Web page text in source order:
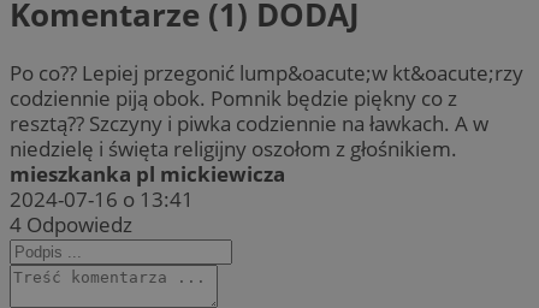
Komentarze (1) DODAJ
Po co?? Lepiej przegonić lump&oacute;w kt&oacute;rzy
codziennie piją obok. Pomnik będzie piękny co z
resztą?? Szczyny i piwka codziennie na ławkach. A w
niedzielę i święta religijny oszołom z głośnikiem.
mieszkanka pl mickiewicza
2024-07-16 o 13:41
4 Odpowiedz